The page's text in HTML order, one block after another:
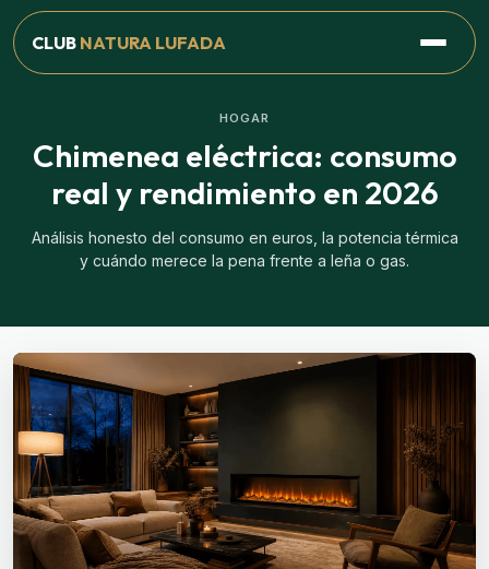
CLUB NATURA LUFADA
HOGAR
Chimenea eléctrica: consumo
real y rendimiento en 2026
Análisis honesto del consumo en euros, la potencia térmica
y cuándo merece la pena frente a leña o gas.